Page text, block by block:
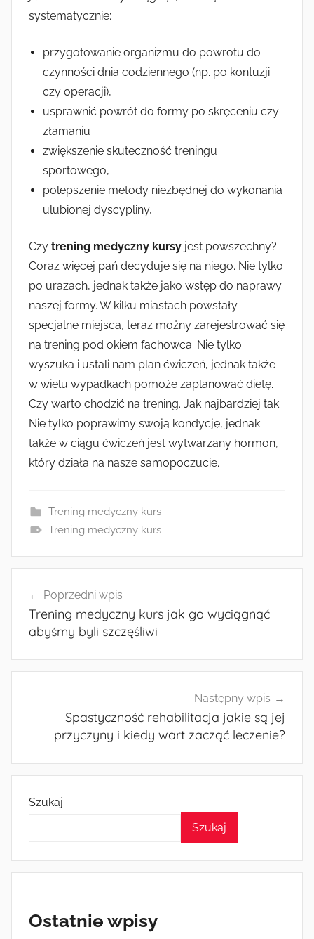
systematycznie:
przygotowanie organizmu do powrotu do
czynności dnia codziennego (np. po kontuzji
czy operacji),
usprawnić powrót do formy po skręceniu czy
złamaniu
zwiększenie skuteczność treningu
sportowego,
polepszenie metody niezbędnej do wykonania
ulubionej dyscypliny,
Czy trening medyczny kursy jest powszechny?
Coraz więcej pań decyduje się na niego. Nie tylko
po urazach, jednak także jako wstęp do naprawy
naszej formy. W kilku miastach powstały
specjalne miejsca, teraz możny zarejestrować się
na trening pod okiem fachowca. Nie tylko
wyszuka i ustali nam plan ćwiczeń, jednak także
w wielu wypadkach pomoże zaplanować dietę.
Czy warto chodzić na trening. Jak najbardziej tak.
Nie tylko poprawimy swoją kondycję, jednak
także w ciągu ćwiczeń jest wytwarzany hormon,
który działa na nasze samopoczucie.
Trening medyczny kurs
Trening medyczny kurs
wpisuPoprzedni wpis
Trening medyczny kurs jak go wyciągnąć
abyśmy byli szczęśliwi
Następny wpis
Spastyczność rehabilitacja jakie są jej
przyczyny i kiedy wart zacząć leczenie?
Szukaj
Szukaj
Ostatnie wpisy